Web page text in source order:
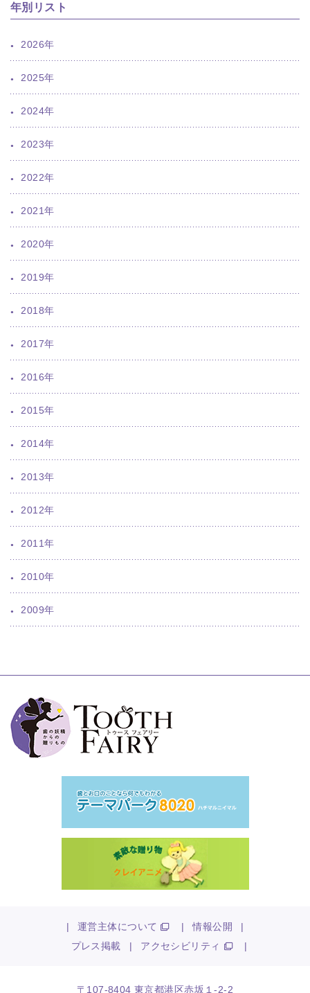
年別リスト
2026年
2025年
2024年
2023年
2022年
2021年
2020年
2019年
2018年
2017年
2016年
2015年
2014年
2013年
2012年
2011年
2010年
2009年
| 運営主体について | 情報公開
|
プレス掲載
| アクセシビリティ |
〒107-8404 東京都港区赤坂１-2-2